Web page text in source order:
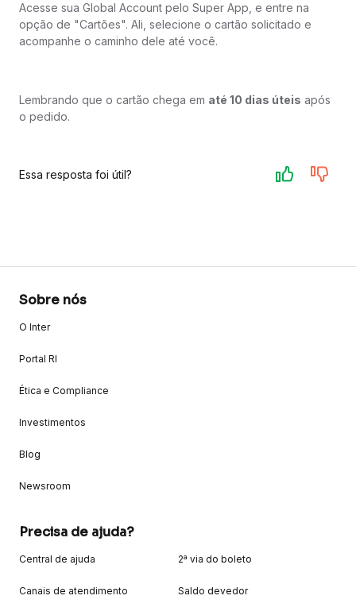
Acesse sua Global Account pelo Super App, e entre na
opção de "Cartões". Ali, selecione o cartão solicitado e
acompanhe o caminho dele até você. ​
Lembrando que o cartão chega em até 10 dias úteis após
o pedido.​
Essa resposta foi útil?
Sobre nós
O Inter
Portal RI
Ética e Compliance
Investimentos
Blog
Newsroom
Precisa de ajuda?
Central de ajuda
Canais de atendimento
2ª via do boleto
Saldo devedor